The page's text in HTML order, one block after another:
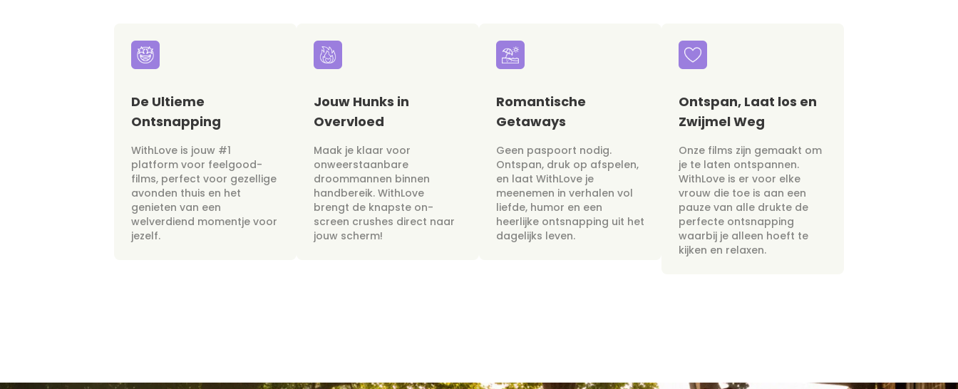
De Ultieme
Ontsnapping
WithLove is jouw #1
platform voor feelgood-
films, perfect voor gezellige
avonden thuis en het
genieten van een
welverdiend momentje voor
jezelf.
Jouw Hunks in
Overvloed
Maak je klaar voor
onweerstaanbare
droommannen binnen
handbereik. WithLove
brengt de knapste on-
screen crushes direct naar
jouw scherm!
Romantische
Getaways
Geen paspoort nodig.
Ontspan, druk op afspelen,
en laat WithLove je
meenemen in verhalen vol
liefde, humor en een
heerlijke ontsnapping uit het
dagelijks leven.
Ontspan, Laat los en
Zwijmel Weg
Onze films zijn gemaakt om
je te laten ontspannen.
WithLove is er voor elke
vrouw die toe is aan een
pauze van alle drukte de
perfecte ontsnapping
waarbij je alleen hoeft te
kijken en relaxen.